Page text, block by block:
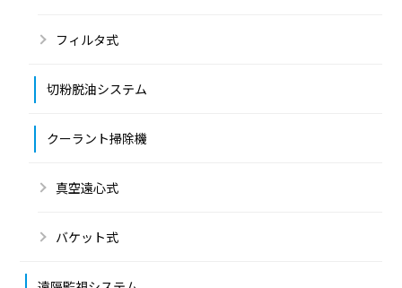
フィルタ式
切粉脱油システム
クーラント掃除機
真空遠心式
バケット式